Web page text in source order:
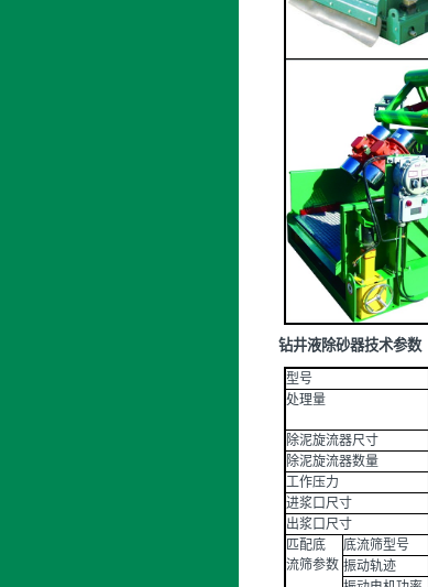
钻井液除砂器技术参数
型号
处理量
除泥旋流器尺寸
除泥旋流器数量
工作压力
进浆口尺寸
出浆口尺寸
匹配底
流筛参数
底流筛型号
振动轨迹